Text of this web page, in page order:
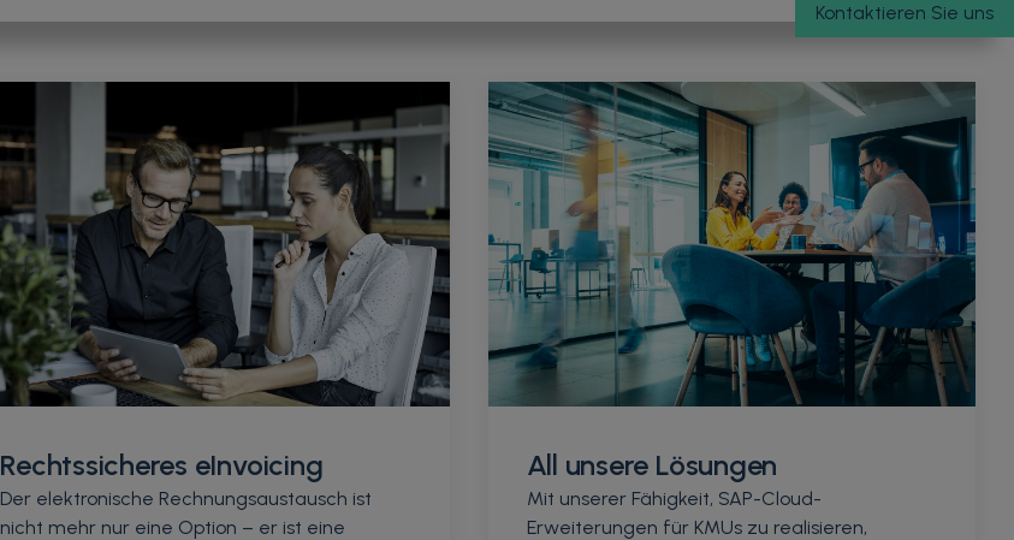
Kontaktieren Sie uns
Rechtssicheres eInvoicing
Der elektronische Rechnungsaustausch ist
nicht mehr nur eine Option – er ist eine
All unsere Lösungen
Mit unserer Fähigkeit, SAP-Cloud-
Erweiterungen für KMUs zu realisieren,